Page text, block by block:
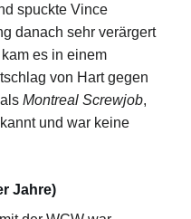
spuckte Vince
danach sehr verärgert
es in einem
von Hart gegen
Montreal Screwjob,
und war keine
Jahre)